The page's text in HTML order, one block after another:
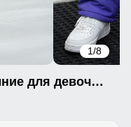
1/8
Брюки подростковые зимние для девочки УЦЕНКА фиолетового цвета 0934F